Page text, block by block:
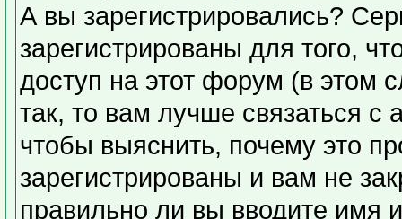
А вы зарегистрировались?
зарегистрированы для того,
доступ на этот форум (в этом
так, то вам лучше связаться
чтобы выяснить, почему это
зарегистрированы и вам не
правильно ли вы вводите